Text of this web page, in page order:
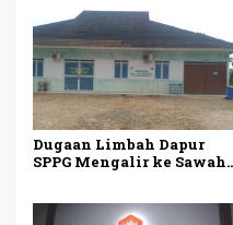
Dugaan Limbah Dapur
SPPG Mengalir ke Sawah
Pemeriksaan Menyeluruh